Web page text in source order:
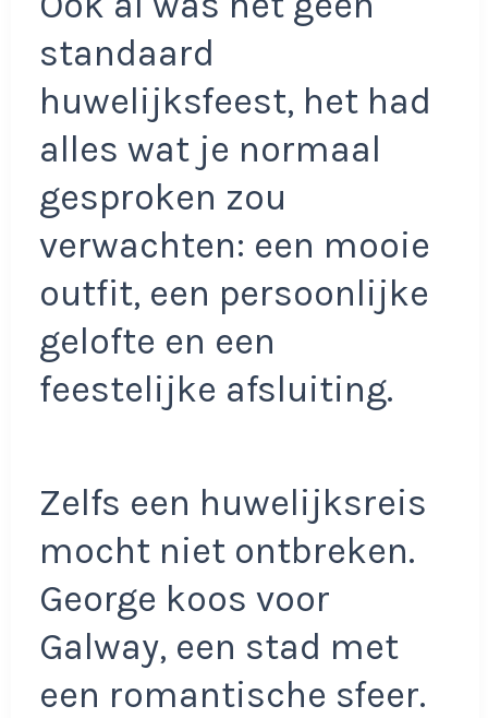
standaard
huwelijksfeest, het had
alles wat je normaal
gesproken zou
verwachten: een mooie
outfit, een persoonlijke
gelofte en een
feestelijke afsluiting.
Zelfs een huwelijksreis
mocht niet ontbreken.
George koos voor
Galway, een stad met
een romantische sfeer.